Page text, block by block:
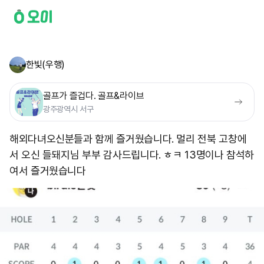
한빛(우행)
골프가 즐겁다. 골프&라이브
광주광역시 서구
해외다녀오신분들과 함께 즐거웠습니다. 멀리 전북 고창에
서 오신 들돼지님 부부 감사드립니다. ㅎㅋ 13명이나 참석하
여서 즐거웠습니다